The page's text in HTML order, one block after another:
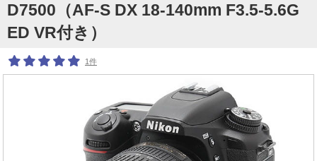
D7500（AF-S DX 18-140mm F3.5-5.6G
ED VR付き）
1件